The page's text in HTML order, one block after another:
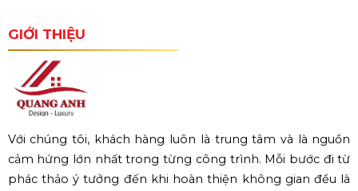
GIỚI THIỆU
Với chúng tôi, khách hàng luôn là trung tâm và là nguồn
cảm hứng lớn nhất trong từng công trình. Mỗi bước đi từ
phác thảo ý tưởng đến khi hoàn thiện không gian đều là